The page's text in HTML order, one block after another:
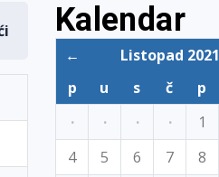
Kalendar
← Listopad 2021
p
u s č p
·
· · · 1
4
5 6 7 8